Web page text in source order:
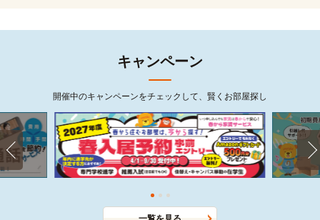
キャンペーン
開催中のキャンペーンをチェックして、賢くお部屋探し